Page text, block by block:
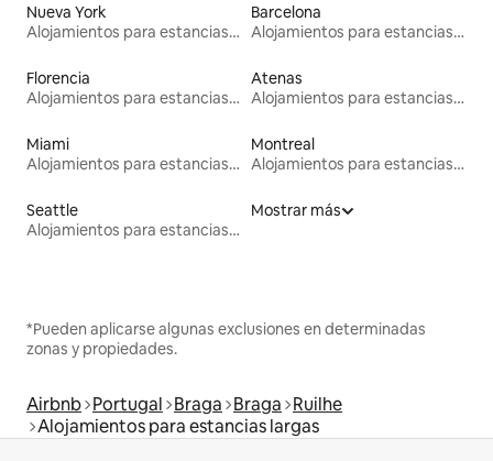
Nueva York
Alojamientos para estancias largas
Barcelona
Alojamientos para estancias largas
Florencia
Alojamientos para estancias largas
Atenas
Alojamientos para estancias largas
Miami
Alojamientos para estancias largas
Montreal
Alojamientos para estancias largas
Seattle
Alojamientos para estancias largas
Mostrar más
*Pueden aplicarse algunas exclusiones en determinadas
zonas y propiedades.
Airbnb Portugal Braga Braga Ruilhe
Alojamientos para estancias largas